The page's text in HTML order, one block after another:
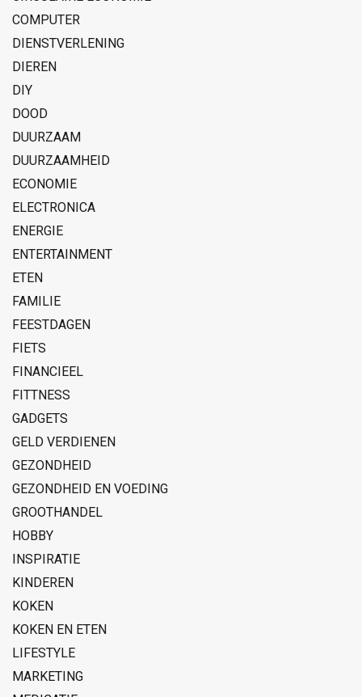
COMPUTER
DIENSTVERLENING
DIEREN
DIY
DOOD
DUURZAAM
DUURZAAMHEID
ECONOMIE
ELECTRONICA
ENERGIE
ENTERTAINMENT
ETEN
FAMILIE
FEESTDAGEN
FIETS
FINANCIEEL
FITTNESS
GADGETS
GELD VERDIENEN
GEZONDHEID
GEZONDHEID EN VOEDING
GROOTHANDEL
HOBBY
INSPIRATIE
KINDEREN
KOKEN
KOKEN EN ETEN
LIFESTYLE
MARKETING